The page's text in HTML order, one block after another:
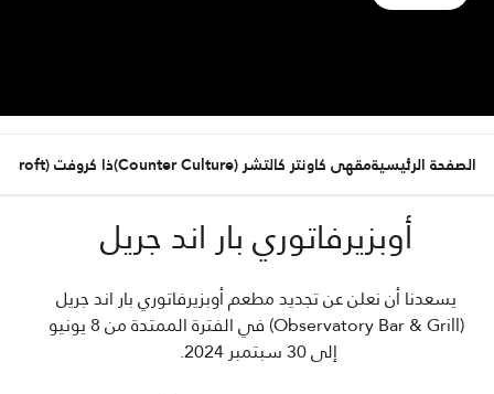
الصفحة الرئيسيةمقهى كاونتر كالتشر (Counter Culture) ذا كروفت (The Croft)
أوبزيرفاتوري بار اند جريل
يسعدنا أن نعلن عن تجديد مطعم أوبزيرفاتوري بار اند جريل
(Observatory Bar & Grill) في الفترة الممتدة من 8 يونيو
إلى 30 سبتمبر 2024.